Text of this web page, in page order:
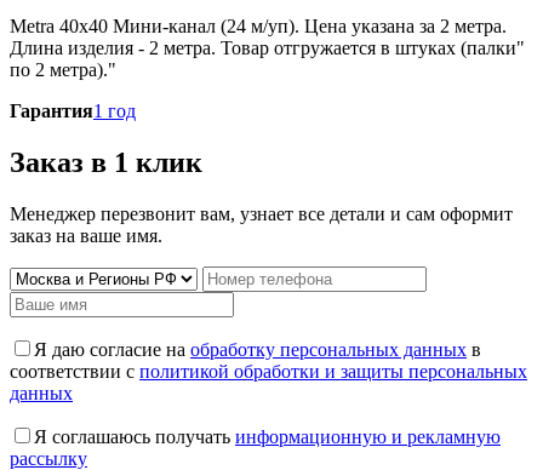
Metra 40x40 Мини-канал (24 м/уп). Цена указана за 2 метра.
Длина изделия - 2 метра. Товар отгружается в штуках (палки"
по 2 метра)."
Гарантия1 год
Заказ в 1 клик
Менеджер перезвонит вам, узнает все детали и сам оформит
заказ на ваше имя.
Я даю согласие на обработку персональных данных в
соответствии с политикой обработки и защиты персональных
данных
Я соглашаюсь получать информационную и рекламную
рассылку